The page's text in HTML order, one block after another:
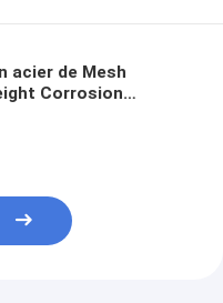
acier de Mesh
Corrosion